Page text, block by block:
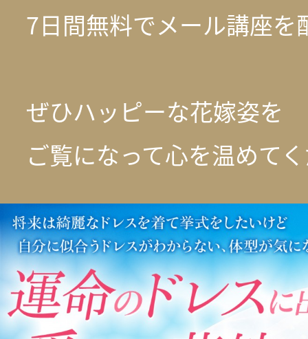
7日間無料でメール講座を
ぜひハッピーな花嫁姿を
ご覧になって心を温めて